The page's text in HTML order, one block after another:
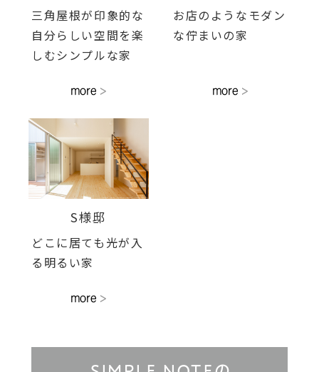
三角屋根が印象的な
自分らしい空間を楽
しむシンプルな家
お店のようなモダン
な佇まいの家
S様邸
どこに居ても光が入
る明るい家